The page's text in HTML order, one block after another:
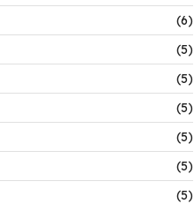
(6)
(5)
(5)
(5)
(5)
(5)
(5)